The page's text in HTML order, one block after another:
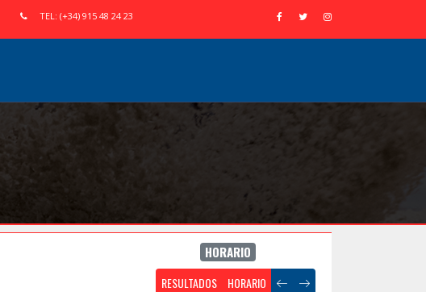
TEL: (+34) 915 48 24 23
HORARIO
RESULTADOS HORARIO